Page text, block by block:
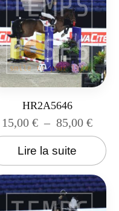
HR2A5646
15,00€ – 85,00€
Lire la suite